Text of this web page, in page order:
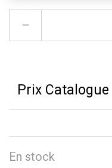
Prix Catalogue
En stock